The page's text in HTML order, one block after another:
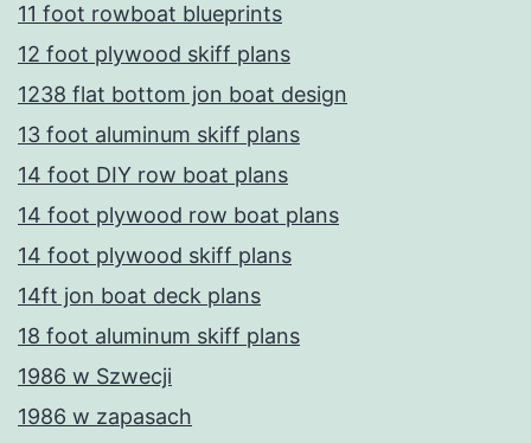
11 foot rowboat blueprints
12 foot plywood skiff plans
1238 flat bottom jon boat design
13 foot aluminum skiff plans
14 foot DIY row boat plans
14 foot plywood row boat plans
14 foot plywood skiff plans
14ft jon boat deck plans
18 foot aluminum skiff plans
1986 w Szwecji
1986 w zapasach